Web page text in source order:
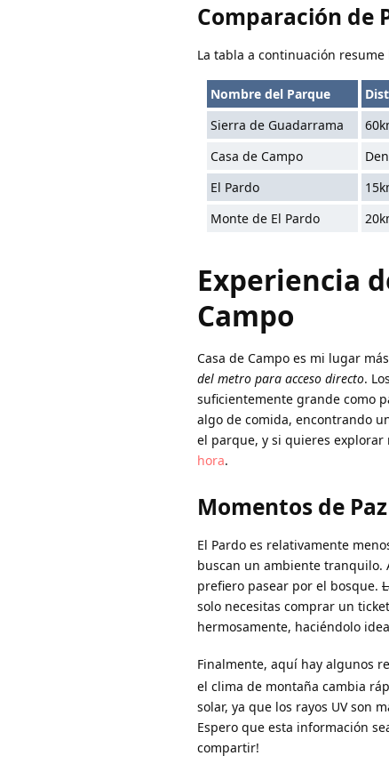
Comparación de
La tabla a continuación
Nombre del Parque
Sierra de Guadarrama
Casa de Campo
El Pardo
Monte de El Pardo
Experiencia
Campo
Casa de Campo es mi lugar
del metro para acceso directo.
suficientemente grande como
algo de comida, encontrando
el parque, y si quieres
hora.
Momentos de
El Pardo es relativamente
buscan un ambiente tranquilo.
prefiero pasear por el bosque.
solo necesitas comprar un
hermosamente, haciéndolo
Finalmente, aquí hay algunos
el clima de montaña cambia
solar, ya que los rayos UV son
Espero que esta información
compartir!